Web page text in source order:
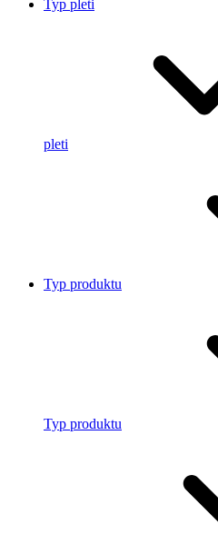
Typ pleti
pleti
Typ produktu
Typ produktu